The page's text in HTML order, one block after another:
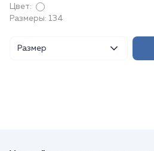
Цвет:
Размеры: 134
Размер